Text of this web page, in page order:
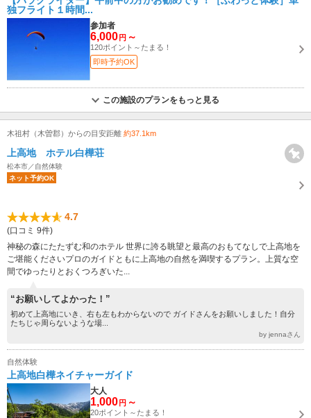
独フライト１時間...
参加者
6,000 円 ～
120ポイント～たまる！
即時予約OK
この施設のプランをもっと見る
木祖村（木曽郡）からの目安距離 約37.1km
上高地 ホテル白樺荘
松本市／自然体験
ネット予約OK
4.7
(口コミ 9件)
神秘の森にたたずむ和のホテル 世界に誇る眺望と最高のおもてなしで上高地を
ご堪能くださいプロのガイドともに上高地の自然を満喫するプラン。上質な空
間でゆったりとおくつろぎいた...
“お願いしてよかった！”
初めて上高地にいき、右も左もわからないので ガイドさんをお願いしました！自分
たちじゃ周らないような場...
by jennaさん
自然体験
上高地白樺ネイチャーガイド
大人
1,000 円 ～
20ポイント～たまる！